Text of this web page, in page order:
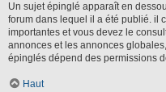
Un sujet épinglé apparaît en
forum dans lequel il a été publié. il
importantes et vous devez le
annonces et les annonces
épinglés dépend des permissions
Haut